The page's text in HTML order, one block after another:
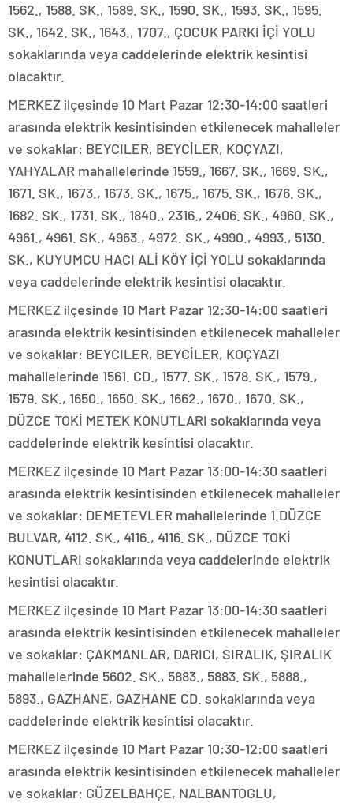
1562., 1588. SK., 1589. SK., 1590. SK., 1593. SK., 1595.
SK., 1642. SK., 1643., 1707., ÇOCUK PARKI İÇİ YOLU
sokaklarında veya caddelerinde elektrik kesintisi
olacaktır.
MERKEZ ilçesinde 10 Mart Pazar 12:30-14:00 saatleri
arasında elektrik kesintisinden etkilenecek mahalleler
ve sokaklar: BEYCILER, BEYCİLER, KOÇYAZI,
YAHYALAR mahallelerinde 1559., 1667. SK., 1669. SK.,
1671. SK., 1673., 1673. SK., 1675., 1675. SK., 1676. SK.,
1682. SK., 1731. SK., 1840., 2316., 2406. SK., 4960. SK.,
4961., 4961. SK., 4963., 4972. SK., 4990., 4993., 5130.
SK., KUYUMCU HACI ALİ KÖY İÇİ YOLU sokaklarında
veya caddelerinde elektrik kesintisi olacaktır.
MERKEZ ilçesinde 10 Mart Pazar 12:30-14:00 saatleri
arasında elektrik kesintisinden etkilenecek mahalleler
ve sokaklar: BEYCILER, BEYCİLER, KOÇYAZI
mahallelerinde 1561. CD., 1577. SK., 1578. SK., 1579.,
1579. SK., 1650., 1650. SK., 1662., 1670., 1670. SK.,
DÜZCE TOKİ METEK KONUTLARI sokaklarında veya
caddelerinde elektrik kesintisi olacaktır.
MERKEZ ilçesinde 10 Mart Pazar 13:00-14:30 saatleri
arasında elektrik kesintisinden etkilenecek mahalleler
ve sokaklar: DEMETEVLER mahallelerinde 1.DÜZCE
BULVAR, 4112. SK., 4116., 4116. SK., DÜZCE TOKİ
KONUTLARI sokaklarında veya caddelerinde elektrik
kesintisi olacaktır.
MERKEZ ilçesinde 10 Mart Pazar 13:00-14:30 saatleri
arasında elektrik kesintisinden etkilenecek mahalleler
ve sokaklar: ÇAKMANLAR, DARICI, SIRALIK, ŞIRALIK
mahallelerinde 5602. SK., 5883., 5883. SK., 5888.,
5893., GAZHANE, GAZHANE CD. sokaklarında veya
caddelerinde elektrik kesintisi olacaktır.
MERKEZ ilçesinde 10 Mart Pazar 10:30-12:00 saatleri
arasında elektrik kesintisinden etkilenecek mahalleler
ve sokaklar: GÜZELBAHÇE, NALBANTOGLU,